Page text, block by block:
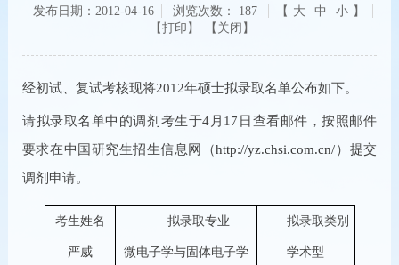
发布日期：2012-04-16 浏览次数： 187 【 大 中 小 】
【关闭】
经初试、复试考核现将2012年硕士拟录取名单公布如下。
请拟录取名单中的调剂考生于4月17日查看邮件，按照邮件
要求在中国研究生招生信息网（http://yz.chsi.com.cn/）提交
调剂申请。
考生姓名 拟录取专业 拟录取类别
严威 微电子学与固体电子学 学术型